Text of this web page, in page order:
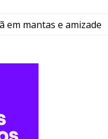
em mantas e amizade